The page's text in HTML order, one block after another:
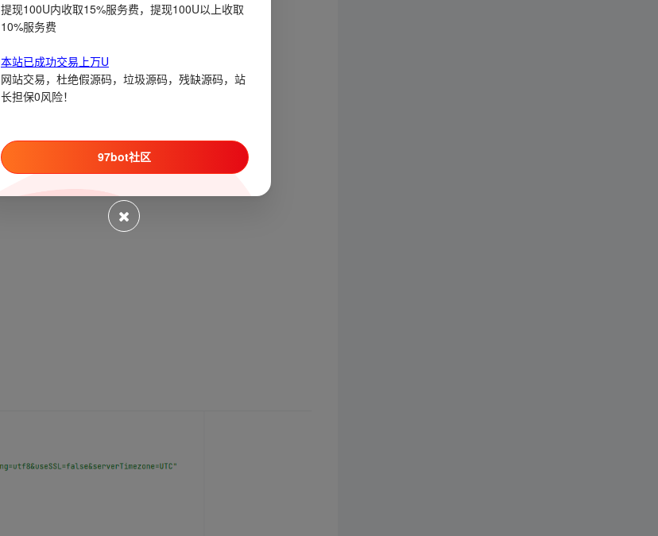
提现100U内收取15%服务费，提现100U以上收取
10%服务费
本站已成功交易上万U
网站交易，杜绝假源码，垃圾源码，残缺源码，站
长担保0风险！
97bot社区